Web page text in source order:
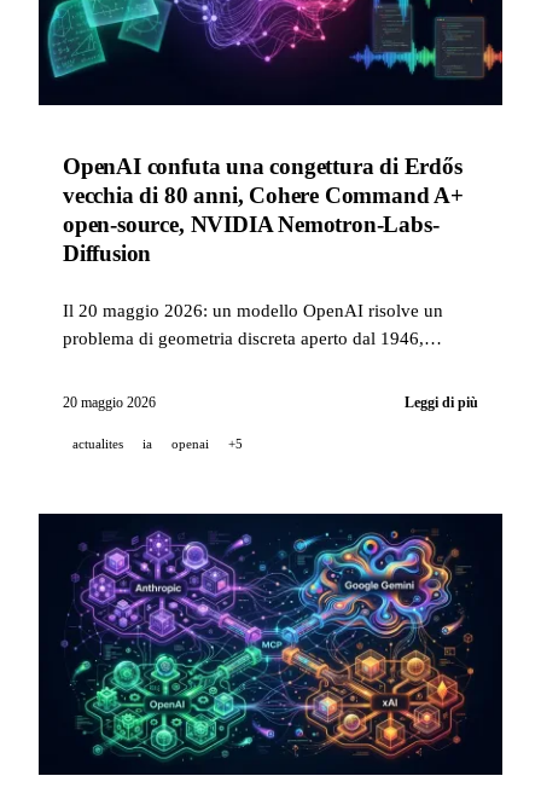
OpenAI confuta una congettura di Erdős
vecchia di 80 anni, Cohere Command A+
open-source, NVIDIA Nemotron-Labs-
Diffusion
Il 20 maggio 2026: un modello OpenAI risolve un
problema di geometria discreta aperto dal 1946,
NVIDIA lancia un LLM per diffusione di token,
20 maggio 2026 Leggi di più
actualites ia openai +5